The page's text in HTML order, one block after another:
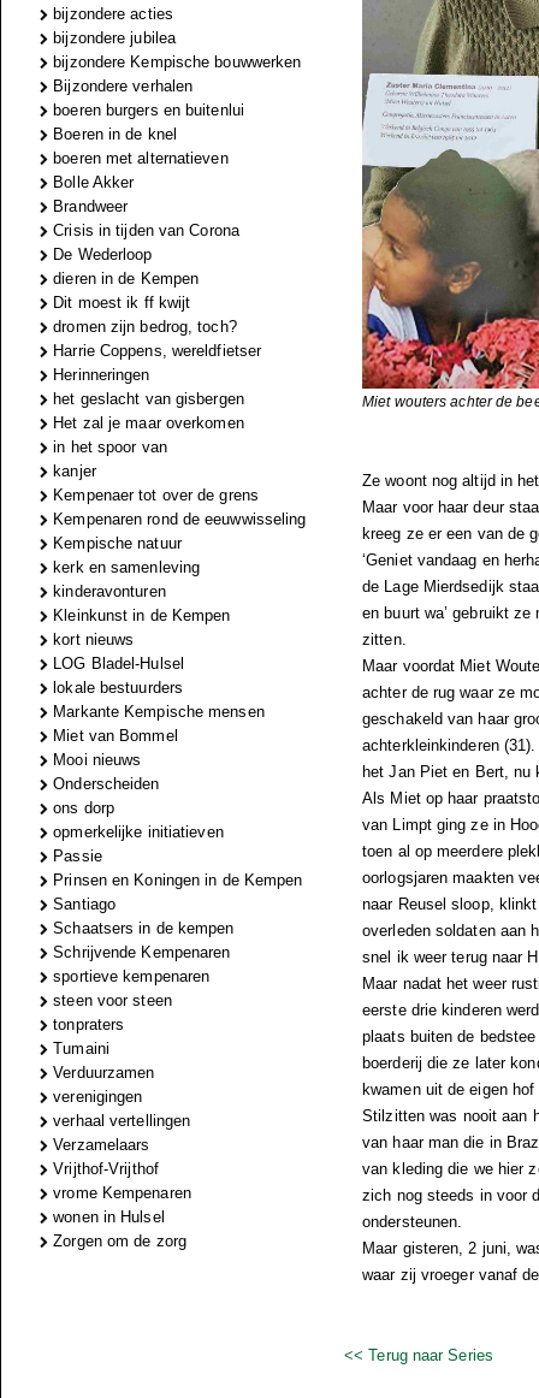
bijzondere acties
bijzondere jubilea
bijzondere Kempische bouwwerken
Bijzondere verhalen
boeren burgers en buitenlui
Boeren in de knel
boeren met alternatieven
Bolle Akker
Brandweer
Crisis in tijden van Corona
De Wederloop
dieren in de Kempen
Dit moest ik ff kwijt
dromen zijn bedrog, toch?
Harrie Coppens, wereldfietser
Herinneringen
het geslacht van gisbergen
Het zal je maar overkomen
in het spoor van
kanjer
Kempenaer tot over de grens
Kempenaren rond de eeuwwisseling
Kempische natuur
kerk en samenleving
kinderavonturen
Kleinkunst in de Kempen
kort nieuws
LOG Bladel-Hulsel
lokale bestuurders
Markante Kempische mensen
Miet van Bommel
Mooi nieuws
Onderscheiden
ons dorp
opmerkelijke initiatieven
Passie
Prinsen en Koningen in de Kempen
Santiago
Schaatsers in de kempen
Schrijvende Kempenaren
sportieve kempenaren
steen voor steen
tonpraters
Tumaini
Verduurzamen
verenigingen
verhaal vertellingen
Verzamelaars
Vrijthof-Vrijthof
vrome Kempenaren
wonen in Hulsel
Zorgen om de zorg
Miet wouters achter de
Ze woont nog altijd in
Maar voor haar deur
kreeg ze er een van de
‘Geniet vandaag en
de Lage Mierdsedijk
en buurt wa’ gebruikt
zitten.
Maar voordat Miet
achter de rug waar ze
geschakeld van haar
achterkleinkinderen
het Jan Piet en Bert, nu
Als Miet op haar
van Limpt ging ze in
toen al op meerdere
oorlogsjaren maakten
naar Reusel sloop,
overleden soldaten aan
snel ik weer terug naar
Maar nadat het weer
eerste drie kinderen
plaats buiten de
boerderij die ze later
kwamen uit de eigen
Stilzitten was nooit aan
van haar man die in
van kleding die we hier
zich nog steeds in voor
ondersteunen.
Maar gisteren, 2 juni,
waar zij vroeger vanaf
<< Terug naar Series